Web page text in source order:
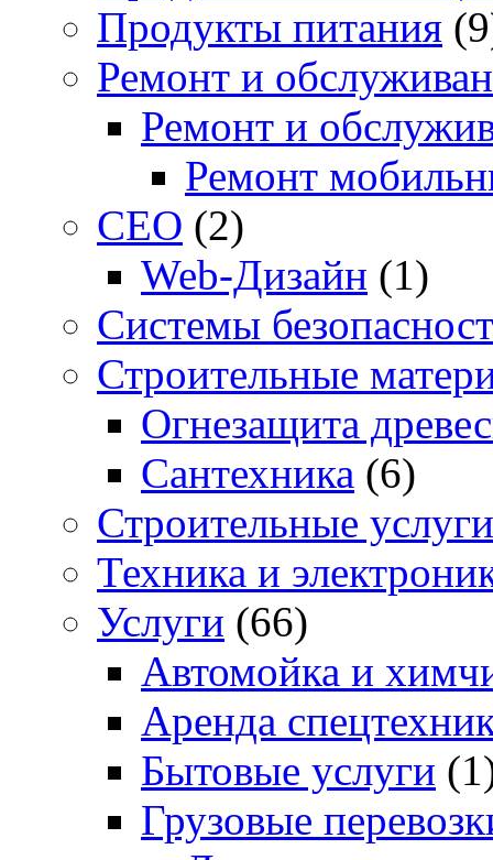
Продукты питания
Ремонт и
Ремонт и
Ремонт
СЕО (2)
Web-Дизайн (1)
Системы
Строительные
Огнезащита
Сантехника (6)
Строительные услуги
Техника и
Услуги (66)
Автомойка и
Аренда
Бытовые услуги
Грузовые